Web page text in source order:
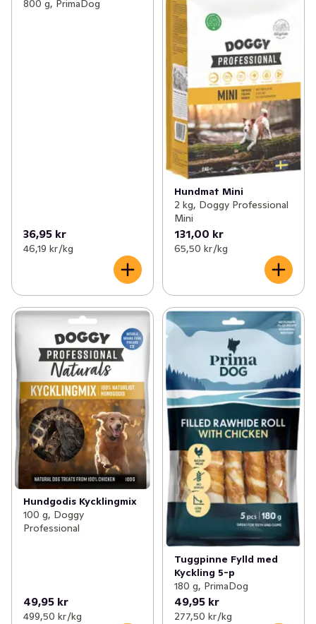
800 g, PrimaDog
36,95 kr
46,19 kr /kg
Hundmat Mini
2 kg, Doggy Professional
Mini
131,00 kr
65,50 kr /kg
Hundgodis Kycklingmix
100 g, Doggy
Professional
49,95 kr
499,50 kr /kg
Tuggpinne Fylld med
Kyckling 5-p
180 g, PrimaDog
49,95 kr
277,50 kr /kg